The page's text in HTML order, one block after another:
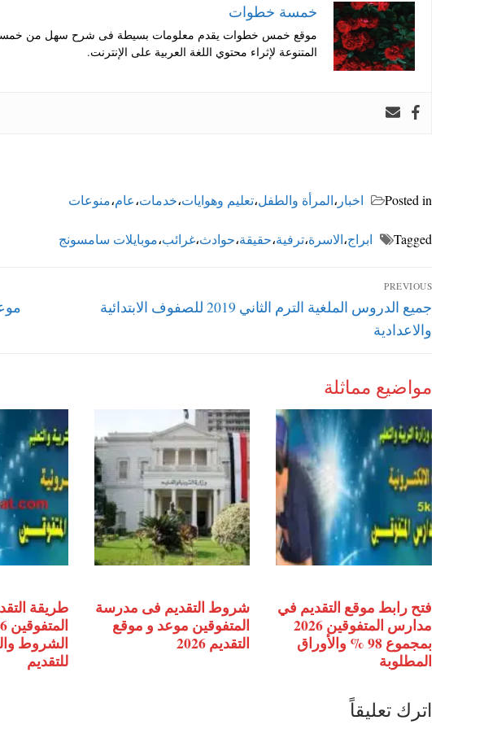
خمسة خطوات
موقع خمس خطوات يقدم معلومات بسيطة فى شرح سهل من خمسة
المتنوعة لإثراء محتوي اللغة العربية على الإنترنت.
Posted in اخبار ،المرأة والطفل،تعليم وهوايات،خدمات،عام،منوعات
Tagged ابراج،الاسرة،ترفية،حقيقة،حوادث،غرائب،موبايلات سامسونج
تصفّح
المقالات
PREVIOUS
Previous
post:
جميع الدروس الملغية الترم الثاني 2019 للصفوف الابتدائية
والاعدادية
مواضيع مماثلة
فتح رابط موقع التقديم في
مدارس المتفوقين 2026
بمجموع 98 % والأوراق
المطلوبة
شروط التقديم فى مدرسة
المتفوقين موعد و موقع
التقديم 2026
طريقة
الشروط
للتقديم
اترك تعليقاً